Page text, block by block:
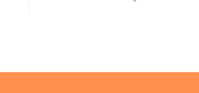
22 Prozent. Was lange als